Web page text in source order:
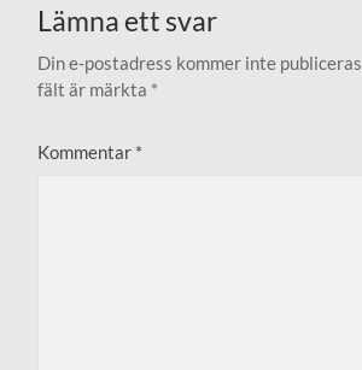
Lämna ett svar
Din e-postadress kommer inte publiceras.
fält är märkta *
Kommentar *